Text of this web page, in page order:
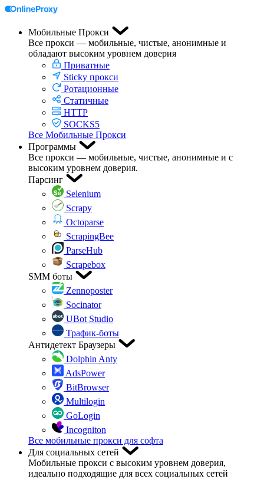
Мобильные Прокси
Все прокси — мобильные, чистые, анонимные и
обладают высоким уровнем доверия
Приватные
Sticky прокси
Ротационные
Статичные
HTTP
SOCKS5
Все Мобильные Прокси
Программы
Все прокси — мобильные, чистые, анонимные и с
высоким уровнем доверия.
Парсинг
Selenium
Scrapy
Octoparse
ScrapingBee
ParseHub
Scrapebox
SMM боты
Zennoposter
Socinator
UBot Studio
Трафик-боты
Антидетект Браузеры
Dolphin Anty
AdsPower
BitBrowser
Multilogin
GoLogin
Incogniton
Все мобильные прокси для софта
Для социальных сетей
Мобильные прокси с высоким уровнем доверия,
идеально подходящие для всех социальных сетей